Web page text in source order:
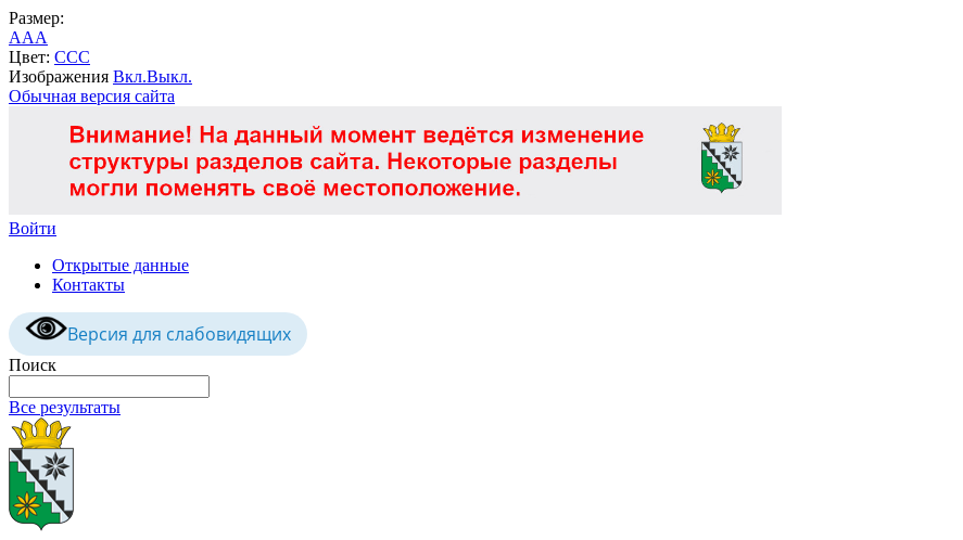
Размер:
AAA
Цвет: CCC
Изображения Вкл.Выкл.
Обычная версия сайта
Войти
Открытые данные
Контакты
Версия для слабовидящих
Поиск
Все результаты